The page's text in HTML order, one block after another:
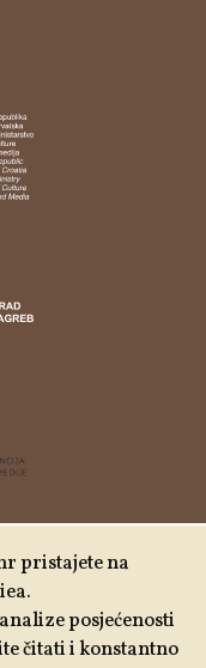
podrške
društva za
pristajete na
posjećenosti
čitati i konstantno